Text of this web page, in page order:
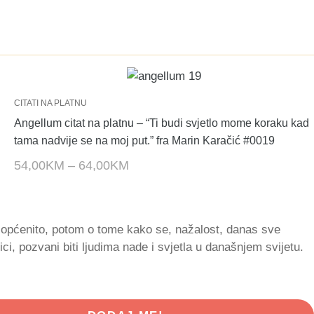
CITATI NA PLATNU
Angellum citat na platnu – “Ti budi svjetlo mome koraku kad
tama nadvije se na moj put.” fra Marin Karačić #0019
54,00KM – 64,00KM
potom o tome kako se, nažalost, danas sve
pozvani biti ljudima nade i svjetla u današnjem svijetu.